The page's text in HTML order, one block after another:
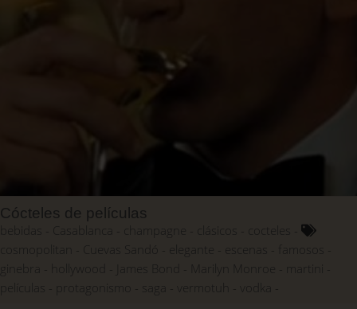
Cócteles de películas
bebidas
champagne
cocteles
cosmopolitan
Cuevas Sandó elegante escenas
ginebra
hollywood James Bond Marilyn Monroe
martini
películas
protagonismo saga vermotuh vodka